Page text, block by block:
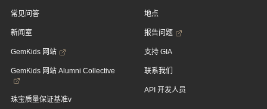
常见问答
新闻室
GemKids 网站
GemKids 网站 Alumni Collective
珠宝质量保证基准v
地点
报告问题
支持 GIA
联系我们
API 开发人员